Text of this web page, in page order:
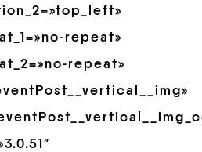
repeat»
repeat»